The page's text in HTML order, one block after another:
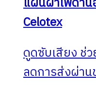
Celotex
ดูดซับเสียง ช่
ลดการส่งผ่าน